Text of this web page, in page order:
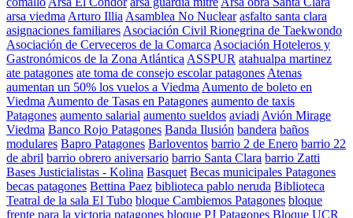
arsa viedma Arturo Illia Asamblea No Nuclear asfalto santa clara
asignaciones familiares Asociación Civil Rionegrina de Taekwondo
Asociación de Cerveceros de la Comarca Asociación Hoteleros y
Gastronómicos de la Zona Atlántica ASSPUR atahualpa martinez
ate patagones ate toma de consejo escolar patagones Atenas
aumentan un 50% los vuelos a Viedma Aumento de boleto en
Viedma Aumento de Tasas en Patagones aumento de taxis
Patagones aumento salarial aumento sueldos aviadi Avión Mirage
Viedma Banco Rojo Patagones Banda Ilusión bandera baños
modulares Bapro Patagones Barloventos barrio 2 de Enero barrio 22
de abril barrio obrero aniversario barrio Santa Clara barrio Zatti
Bases Justicialistas - Kolina Basquet Becas municipales Patagones
becas patagones Bettina Paez biblioteca pablo neruda Biblioteca
Teatral de la sala El Tubo bloque Cambiemos Patagones bloque
frente para la victoria patagones bloque PJ Patagones Bloque UCR